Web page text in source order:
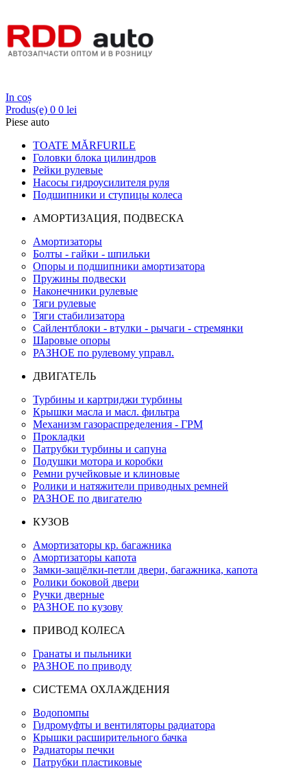
In coș
Produs(e) 0 0 lei
Piese auto
TOATE MĂRFURILE
Головки блока цилиндров
Рейки рулевые
Насосы гидроусилителя руля
Подшипники и ступицы колеса
АМОРТИЗАЦИЯ, ПОДВЕСКА
Амортизаторы
Болты - гайки - шпильки
Опоры и подшипники амортизатора
Пружины подвески
Наконечники рулевые
Тяги рулевые
Тяги стабилизатора
Сайлентблоки - втулки - рычаги - стремянки
Шаровые опоры
РАЗНОЕ по рулевому управл.
ДВИГАТЕЛЬ
Турбины и картриджи турбины
Крышки масла и масл. фильтра
Механизм газораспределения - ГРМ
Прокладки
Патрубки турбины и сапуна
Подушки мотора и коробки
Ремни ручейковые и клиновые
Ролики и натяжители приводных ремней
РАЗНОЕ по двигателю
КУЗОВ
Амортизаторы кр. багажника
Амортизаторы капота
Замки-защёлки-петли двери, багажника, капота
Ролики боковой двери
Ручки дверные
РАЗНОЕ по кузову
ПРИВОД КОЛЕСА
Гранаты и пыльники
РАЗНОЕ по приводу
СИСТЕМА ОХЛАЖДЕНИЯ
Водопомпы
Гидромуфты и вентиляторы радиатора
Крышки расширительного бачка
Радиаторы печки
Патрубки пластиковые